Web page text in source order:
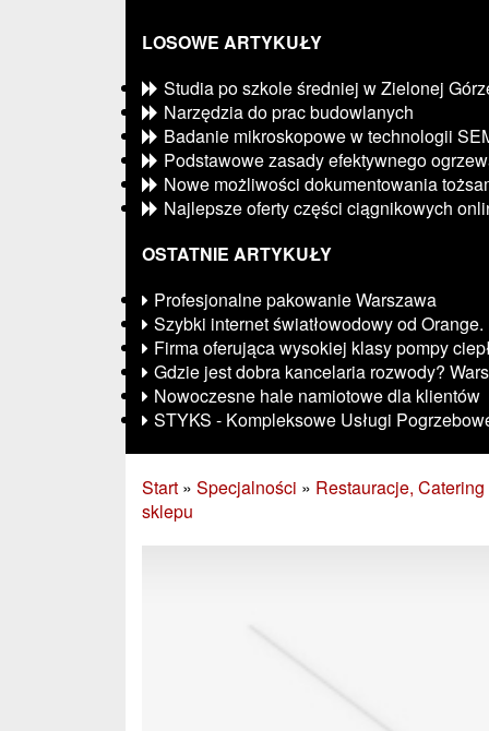
LOSOWE ARTYKUŁY
Studia po szkole średniej w Zielonej
Narzędzia do prac budowlanych
Badanie mikroskopowe w technologii
Podstawowe zasady efektywnego
Nowe możliwości dokumentowania
Najlepsze oferty części ciągnikowych
OSTATNIE ARTYKUŁY
Profesjonalne pakowanie Warszawa
Szybki internet światłowodowy od Orange.
Firma oferująca wysokiej klasy pompy
Gdzie jest dobra kancelaria rozwody?
Nowoczesne hale namiotowe dla klientów
STYKS - Kompleksowe Usługi
Start » Specjalności » Restauracje, Catering
sklepu